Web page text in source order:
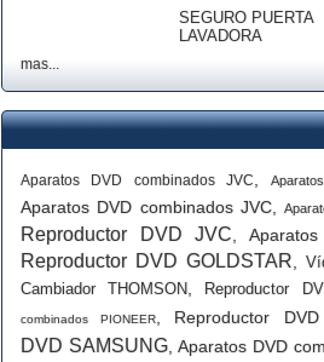
SEGURO PUERTA
LAVADORA
mas...
Aparatos DVD combinados JVC ,
Aparatos DVD combinados JVC,
Reproductor DVD JVC ,
Reproductor DVD GOLDSTAR
Cambiador THOMSON
Reproductor
combinados PIONEER Reproductor
DVD SAMSUNG Aparatos DVD